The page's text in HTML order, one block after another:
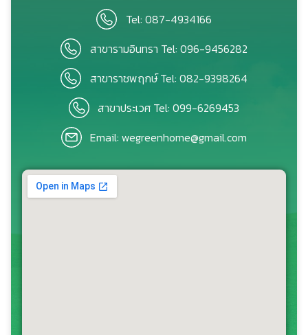
Tel: 087-4934166
สาขารามอินทรา Tel: 096-9456282
สาขาราชพฤกษ์ Tel: 082-9398264
สาขาประเวศ Tel: 099-6269453
Email: wegreenhome@gmail.com